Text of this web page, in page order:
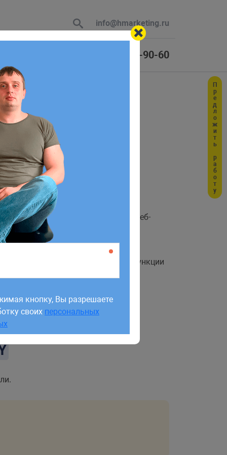
info@hmarketing.ru
+7 (925) 464-90-60
искажая реальность в пределах веб-
интерактивности
преобразований. Эти функции
ответ
с учетом
кнопку, Вы разрешаете
Предложить работу
кнопку, Вы разрешаете
своих персональных